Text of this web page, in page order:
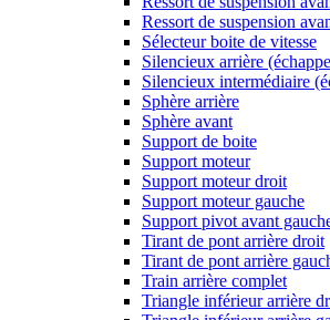
Ressort de suspension
Sélecteur boite de vitesse
Silencieux arrière
Silencieux intermédiaire
Sphère arrière
Sphère avant
Support de boite
Support moteur
Support moteur droit
Support moteur gauche
Support pivot avant
Tirant de pont arrière droit
Tirant de pont arrière
Train arrière complet
Triangle inférieur arrière